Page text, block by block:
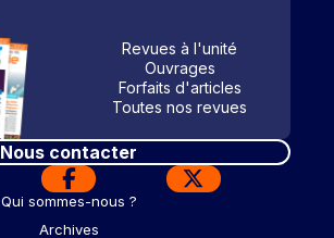
Revues à l'unité
Ouvrages
Forfaits d'articles
Toutes nos revues
Nous contacter
Qui sommes-nous ?
Archives